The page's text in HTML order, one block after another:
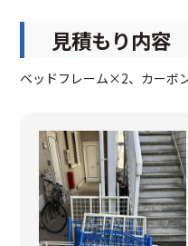
見積もり内容
ベッドフレーム×2、カーボ